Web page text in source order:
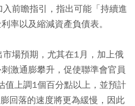
前瞻指引，指出可能「持續進
率以及縮減資產負債表。
場預期，尤其在1月，加上俄
激通膨攀升，促使聯準會官員
值上調1個百分點以上，並預計
回落的速度將更為緩慢，因此